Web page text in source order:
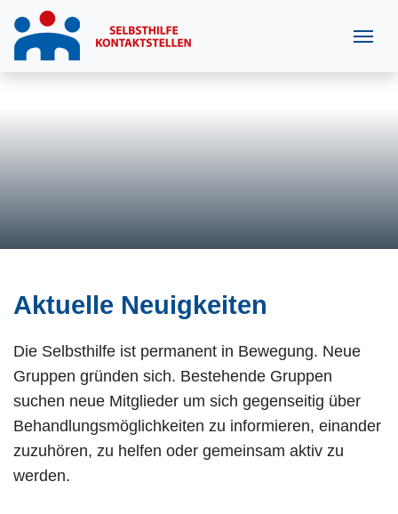
Aktuelle Neuigkeiten
Die Selbsthilfe ist permanent in Bewegung. Neue
Gruppen gründen sich. Bestehende Gruppen
suchen neue Mitglieder um sich gegenseitig über
Behandlungsmöglichkeiten zu informieren, einander
zuzuhören, zu helfen oder gemeinsam aktiv zu
werden.